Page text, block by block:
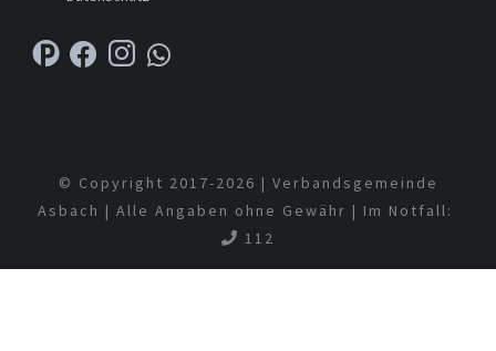
© Copyright 2017-2026 | Verbandsgemeinde
Asbach | Alle Angaben ohne Gewähr | Im Notfall:
112